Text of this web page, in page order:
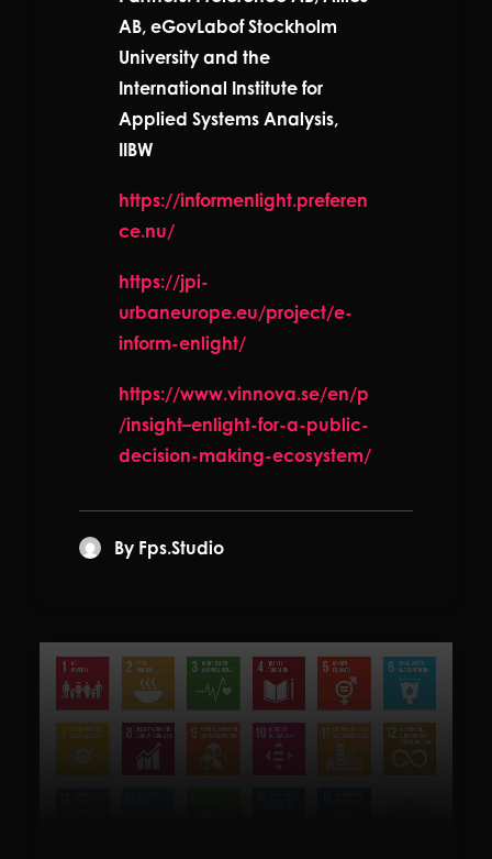
AB, eGovLabof Stockholm
University and the
International Institute for
Applied Systems Analysis,
IIBW
https://informenlight.preferen
ce.nu/
https://jpi-
urbaneurope.eu/project/e-
inform-enlight/
https://www.vinnova.se/en/p
/insight–enlight-for-a-public-
decision-making-ecosystem/
By Fps.studio